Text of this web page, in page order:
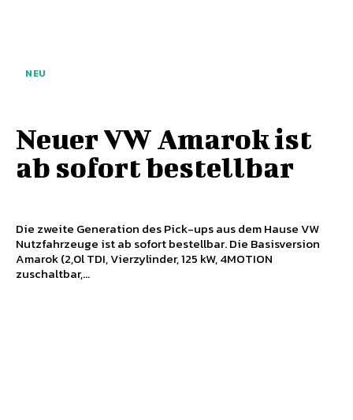
NEU
Neuer VW Amarok ist
ab sofort bestellbar
Die zweite Generation des Pick-ups aus dem Hause VW
Nutzfahrzeuge ist ab sofort bestellbar. Die Basisversion
Amarok (2,0l TDI, Vierzylinder, 125 kW, 4MOTION
zuschaltbar,...